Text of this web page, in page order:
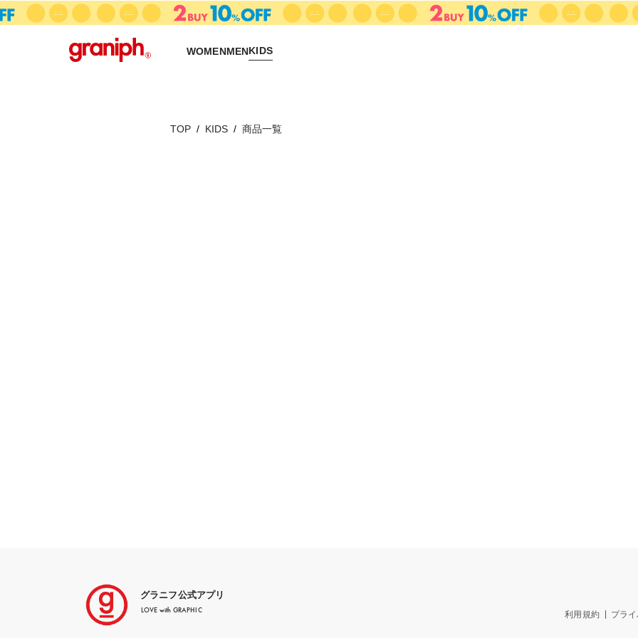
WOMENMENKIDS
TOP KIDS 商品一覧
グラニフ公式アプリ
LOVE with GRAPHIC 利用規約 プラ